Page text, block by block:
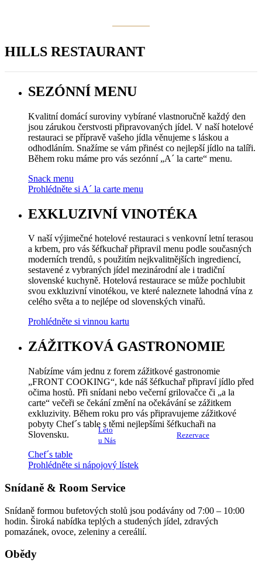
Rezervace
Léto
u Nás
HILLS RESTAURANT
SEZÓNNÍ MENU
Kvalitní domácí suroviny vybírané vlastnoručně každý den
jsou zárukou čerstvosti připravovaných jídel. V naší hotelové
restauraci se přípravě vašeho jídla věnujeme s láskou a
odhodláním. Snažíme se vám přinést co nejlepší jídlo na talíři.
Během roku máme pro vás sezónní „A´ la carte“ menu.
Snack menu
Prohlédněte si A´ la carte menu
EXKLUZIVNÍ VINOTÉKA
V naší výjimečné hotelové restauraci s venkovní letní terasou
a krbem, pro vás šéfkuchař připravil menu podle současných
moderních trendů, s použitím nejkvalitnějších ingrediencí,
sestavené z vybraných jídel mezinárodní ale i tradiční
slovenské kuchyně. Hotelová restaurace se může pochlubit
svou exkluzivní vinotékou, ve které naleznete lahodná vína z
celého světa a to nejlépe od slovenských vinařů.
Prohlédněte si vinnou kartu
ZÁŽITKOVÁ GASTRONOMIE
Nabízíme vám jednu z forem zážitkové gastronomie
„FRONT COOKING“, kde náš šéfkuchař připraví jídlo před
očima hostů. Při snídani nebo večerní grilovačce či „a la
carte“ večeři se čekání změní na očekávání se zážitkem
exkluzivity. Během roku pro vás připravujeme zážitkové
pobyty Chef´s table s těmi nejlepšími šéfkuchaři na
Slovensku.
Chef´s table
Prohlédněte si nápojový lístek
Snídaně & Room Service
Snídaně formou bufetových stolů jsou podávány od 7:00 – 10:00
hodin. Široká nabídka teplých a studených jídel, zdravých
pomazánek, ovoce, zeleniny a cereálií.
Obědy